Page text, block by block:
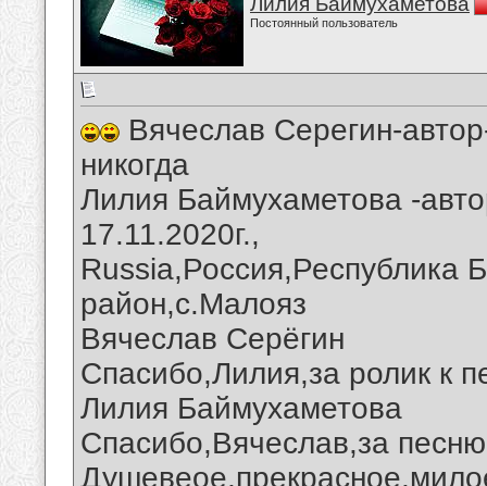
Постоянный пользователь
Вячеслав Серегин-
никогда
Лилия Баймухаметова -
17.11.2020г.,
Russia,Россия,Республика
район,с.Малояз
Вячеслав Серёгин
Спасибо,Лилия,за ролик к
Лилия Баймухаметова
Спасибо,Вячеслав,за